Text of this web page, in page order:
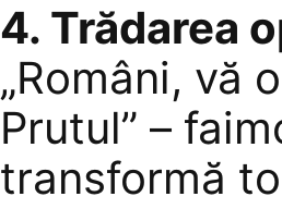
4. Trădarea
„Români, vă
Prutul” –
transformă